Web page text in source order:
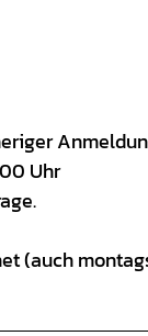
Uhr
(auch